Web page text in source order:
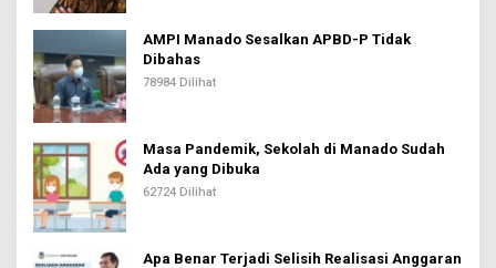
AMPI Manado Sesalkan APBD-P Tidak
Dibahas
78984 Dilihat
Masa Pandemik, Sekolah di Manado Sudah
Ada yang Dibuka
62724 Dilihat
Apa Benar Terjadi Selisih Realisasi Anggaran